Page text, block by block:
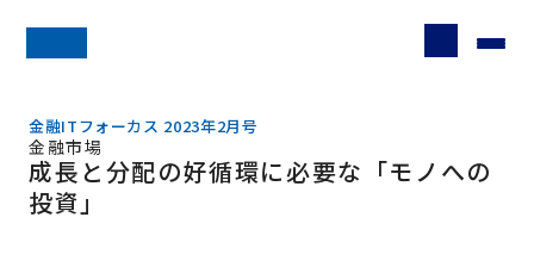
金融ITフォーカス 2023年2月号
金融市場
成長と分配の好循環に必要な「モノへの
投資」